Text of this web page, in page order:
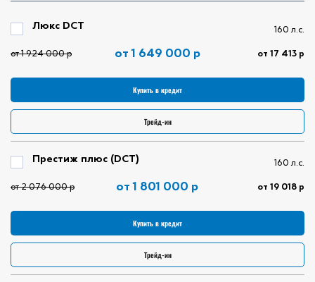
Люкс DCT 160 л.с.
от 1 924 000 р от 1 649 000 р от 17 413 р
Купить в кредит
Трейд-ин
Престиж плюс (DCT) 160 л.с.
от 2 076 000 р от 1 801 000 р от 19 018 р
Купить в кредит
Трейд-ин